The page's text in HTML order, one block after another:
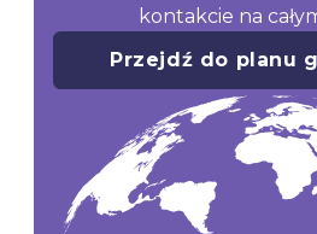
kontakcie na
Przejdź do planu